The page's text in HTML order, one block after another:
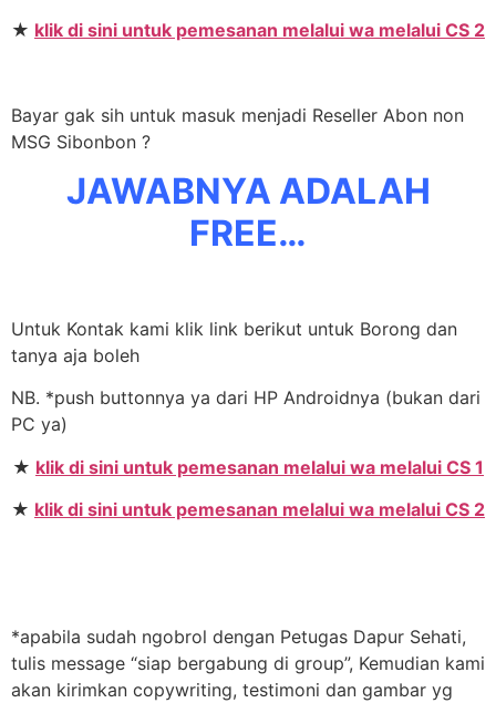
★ klik di sini untuk pemesanan melalui wa melalui CS 2
Bayar gak sih untuk masuk menjadi Reseller Abon non
MSG Sibonbon ?
JAWABNYA ADALAH
FREE…
Untuk Kontak kami klik link berikut untuk Borong dan
tanya aja boleh
NB. *push buttonnya ya dari HP Androidnya (bukan dari
PC ya)
★ klik di sini untuk pemesanan melalui wa melalui CS 1
★ klik di sini untuk pemesanan melalui wa melalui CS 2
*apabila sudah ngobrol dengan Petugas Dapur Sehati,
tulis message “siap bergabung di group”, Kemudian kami
akan kirimkan copywriting, testimoni dan gambar yg